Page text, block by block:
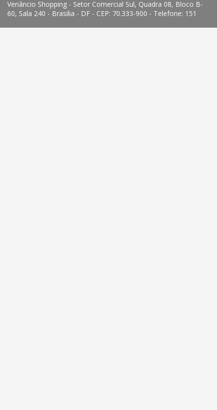
Venâncio Shopping - Setor Comercial Sul, Quadra 08, Bloco B-
60, Sala 240 - Brasilia - DF - CEP: 70.333-900 - Telefone: 151